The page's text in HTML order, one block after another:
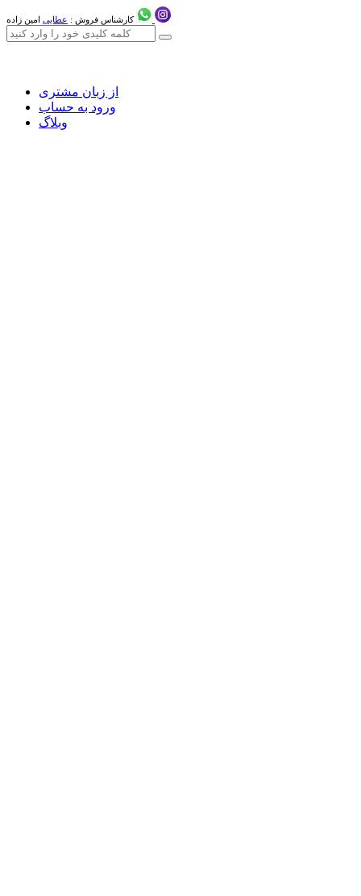
کارشناس فروش : عطایی امین زاده
از زبان مشتری
ورود به حساب
وبلاگ